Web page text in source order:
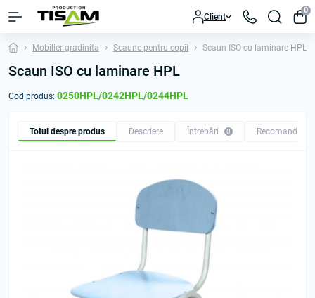
Client
0
Mobilier gradinita Scaune pentru copii Scaun ISO cu laminare HPL
Scaun ISO cu laminare HPL
Cod produs: 0250HPL/0242HPL/0244HPL
Totul despre produs Descriere Întrebări 0 Recomandăm